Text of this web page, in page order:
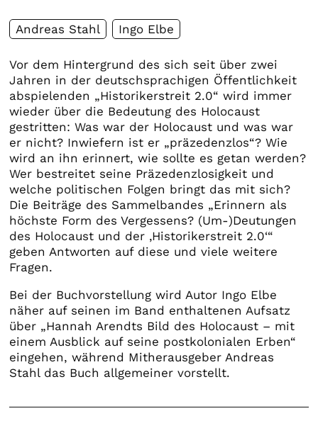
Andreas Stahl Ingo Elbe
Vor dem Hintergrund des sich seit über zwei
Jahren in der deutschsprachigen Öffentlichkeit
abspielenden „Historikerstreit 2.0“ wird immer
wieder über die Bedeutung des Holocaust
gestritten: Was war der Holocaust und was war
er nicht? Inwiefern ist er „präzedenzlos“? Wie
wird an ihn erinnert, wie sollte es getan werden?
Wer bestreitet seine Präzedenzlosigkeit und
welche politischen Folgen bringt das mit sich?
Die Beiträge des Sammelbandes „Erinnern als
höchste Form des Vergessens? (Um-)Deutungen
des Holocaust und der ‚Historikerstreit 2.0‘“
geben Antworten auf diese und viele weitere
Fragen.
Bei der Buchvorstellung wird Autor Ingo Elbe
näher auf seinen im Band enthaltenen Aufsatz
über „Hannah Arendts Bild des Holocaust – mit
einem Ausblick auf seine postkolonialen Erben“
eingehen, während Mitherausgeber Andreas
Stahl das Buch allgemeiner vorstellt.